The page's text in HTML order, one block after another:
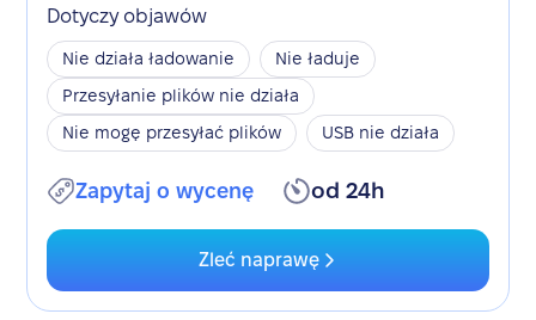
Dotyczy objawów
Nie działa ładowanie
Nie ładuje
Przesyłanie plików nie działa
Nie mogę przesyłać plików
USB nie działa
Zapytaj o wycenę od 24h
Zleć naprawę